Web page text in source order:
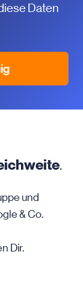
Daten
.
und
& Co.
Dir.